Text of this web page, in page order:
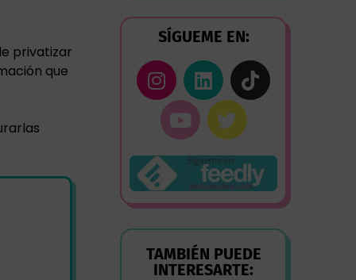
privatizar
que
SÍGUEME EN:
TAMBIÉN PUEDE
INTERESARTE: